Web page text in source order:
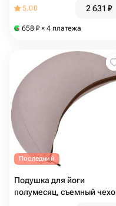
фисташковый
5.00 2 631 ₽
658 ₽ × 4 платежа
Последний
Подушка для йоги
полумесяц, съемный